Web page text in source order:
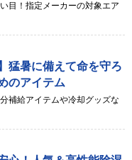
目！指定メーカーの対象エア
猛暑に備えて命を守ろ
のアイテム
補給アイテムや冷却グッズな